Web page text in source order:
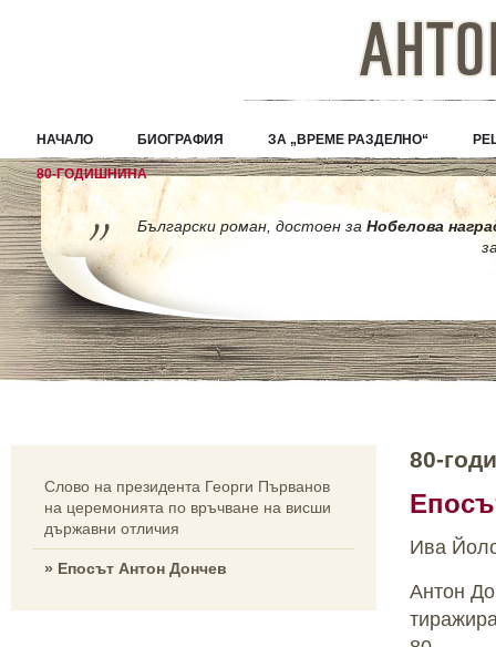
НАЧАЛО БИОГРАФИЯ ЗА „ВРЕМЕ РАЗДЕЛНО“
80-ГОДИШНИНА
Български роман, достоен за Нобелова
Слово на президента Георги Първанов
на церемонията по връчване на висши
държавни отличия
» Епосът Антон Дончев
80-
Ива
Антон